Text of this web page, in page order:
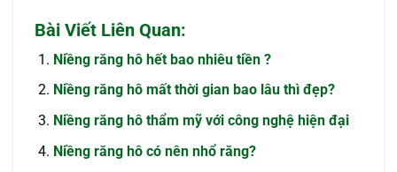
Bài Viết Liên Quan:
Niềng răng hô hết bao nhiêu tiền ?
Niềng răng hô mất thời gian bao lâu thì đẹp?
Niềng răng hô thẩm mỹ với công nghệ hiện đại
Niềng răng hô có nên nhổ răng?